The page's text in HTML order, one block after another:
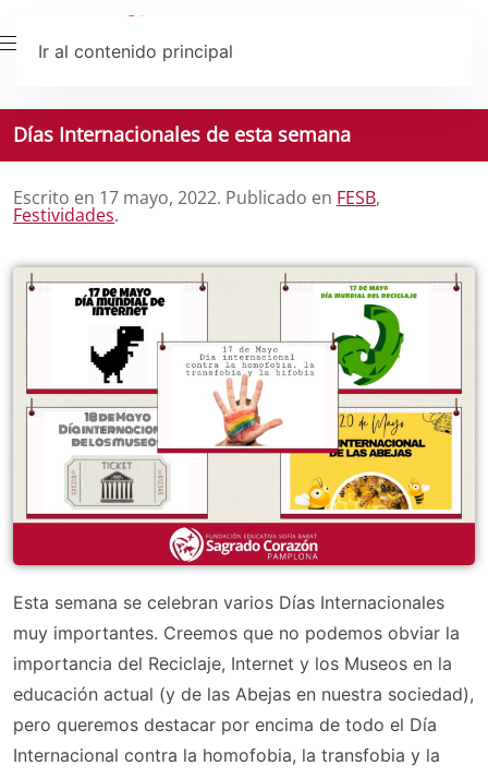
Ir al contenido principal
Días Internacionales de esta semana
Escrito en 17 mayo, 2022. Publicado en FESB,
Festividades.
Esta semana se celebran varios Días Internacionales
muy importantes. Creemos que no podemos obviar la
importancia del Reciclaje, Internet y los Museos en la
educación actual (y de las Abejas en nuestra sociedad),
pero queremos destacar por encima de todo el Día
Internacional contra la homofobia, la transfobia y la